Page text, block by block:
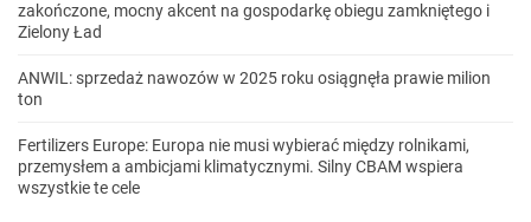
zakończone, mocny akcent na gospodarkę obiegu zamkniętego i
Zielony Ład
ANWIL: sprzedaż nawozów w 2025 roku osiągnęła prawie milion
ton
Fertilizers Europe: Europa nie musi wybierać między rolnikami,
przemysłem a ambicjami klimatycznymi. Silny CBAM wspiera
wszystkie te cele